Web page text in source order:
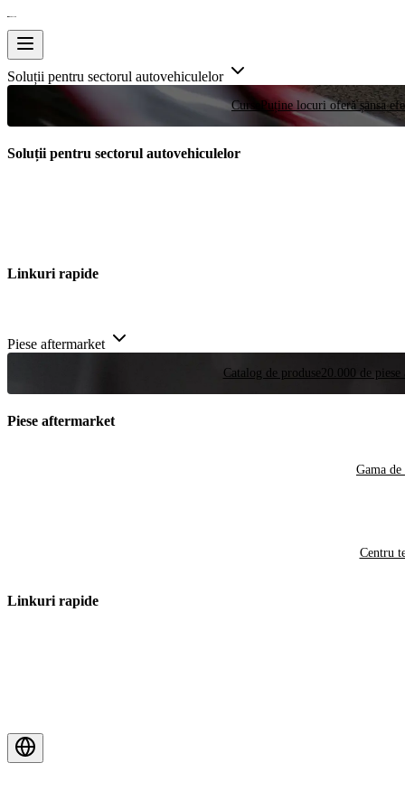
Soluții pentru sectorul autovehiculelor
Curse Puține locuri oferă șansa
Soluții pentru sectorul autovehiculelor
Linkuri rapide
Piese aftermarket
Catalog de produse 20.000 de
Piese aftermarket
Gama de
Centru
Linkuri rapide